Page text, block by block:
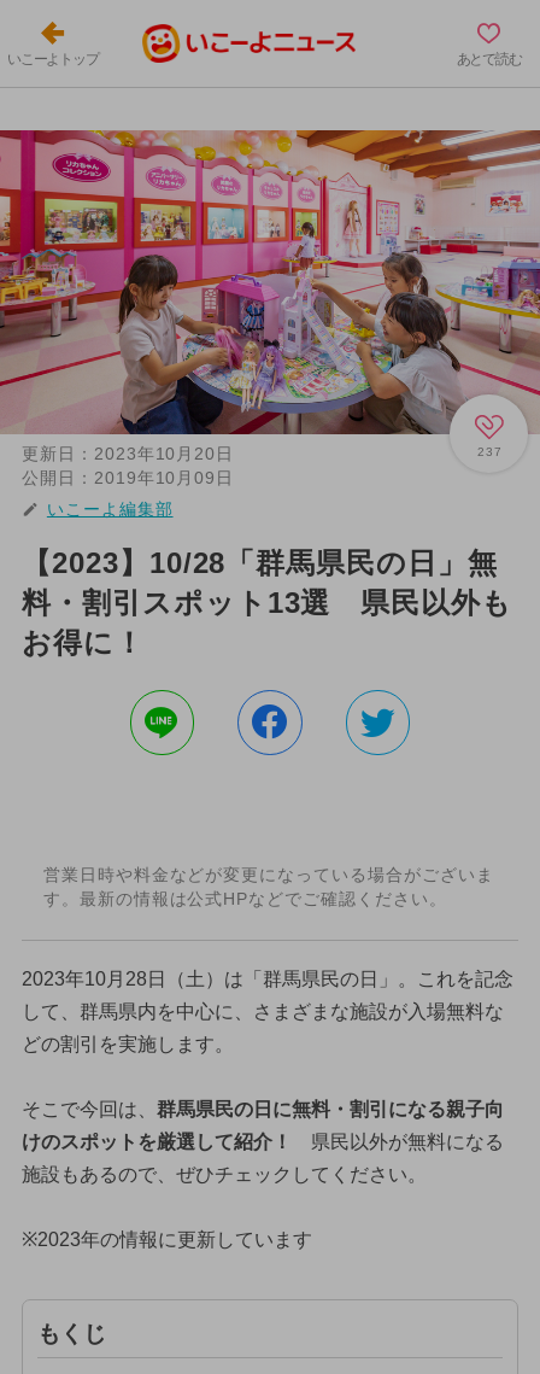
いこーよトップ あとで読む
237
更新日： 2023年10月20日
公開日： 2019年10月09日
いこーよ編集部
【2023】10/28「群馬県民の日」無
料・割引スポット13選 県民以外も
お得に！
営業日時や料金などが変更になっている場合がございま
す。最新の情報は公式HPなどでご確認ください。
2023年10月28日（土）は「群馬県民の日」。これを記念
して、群馬県内を中心に、さまざまな施設が入場無料な
どの割引を実施します。
そこで今回は、 群馬県民の日に無料・割引になる親子向
けのスポットを厳選して紹介！
県民以外が無料になる
施設もあるので、ぜひチェックしてください。
※2023年の情報に更新しています
もくじ